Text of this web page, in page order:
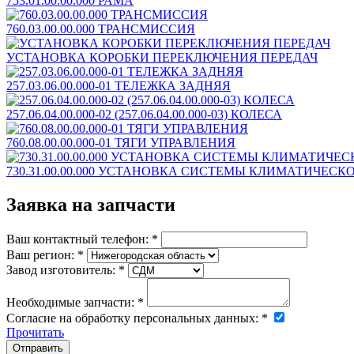
760.03.00.00.000 ТРАНСМИССИЯ
УСТАНОВКА КОРОБКИ ПЕРЕКЛЮЧЕНИЯ ПЕРЕДАЧ
257.03.06.00.000-01 ТЕЛЕЖКА ЗАДНЯЯ
257.06.04.00.000-02 (257.06.04.00.000-03) КОЛЕСА
760.08.00.00.000-01 ТЯГИ УПРАВЛЕНИЯ
730.31.00.00.000 УСТАНОВКА СИСТЕМЫ
Заявка на запчасти
Ваш контактный телефон: *
Ваш регион: *
Завод изготовитель: *
Необходимые запчасти: *
Согласие на обработку персональных данных: *
Прочитать